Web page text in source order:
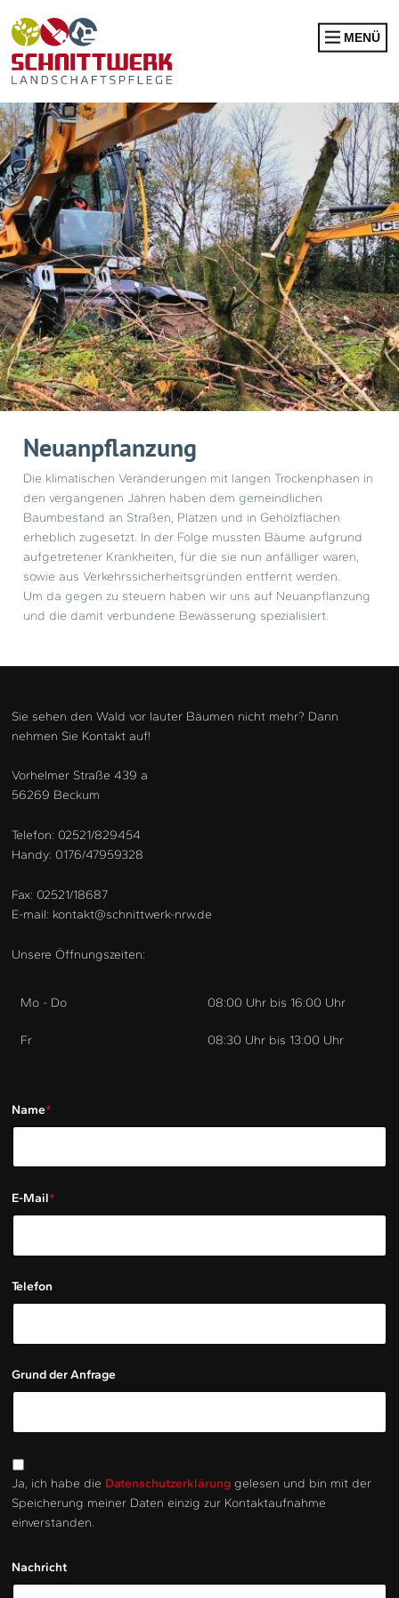
MENÜ
RENATURIERUNG
NEUANPFLANZUNG
BAUMKONTROLLEN
BAUMFÄLLUNG
EINSAAT
FLÄCHENRODUNG
BAGGERARBEITEN
WURZELFRÄSEN
WINTERDIENST
Neuanpflanzung
Die klimatischen Veränderungen mit langen Trockenphasen in
den vergangenen Jahren haben dem gemeindlichen
Baumbestand an Straßen, Plätzen und in Gehölzflächen
erheblich zugesetzt. In der Folge mussten Bäume aufgrund
aufgetretener Krankheiten, für die sie nun anfälliger waren,
sowie aus Verkehrssicherheitsgründen entfernt werden.
Um da gegen zu steuern haben wir uns auf Neuanpflanzung
und die damit verbundene Bewässerung spezialisiert.
Sie sehen den Wald vor lauter Bäumen nicht mehr? Dann
nehmen Sie Kontakt auf!
Vorhelmer Straße 439 a
56269 Beckum
Telefon: 02521/829454
Handy: 0176/47959328
Fax: 02521/18687
E-mail: kontakt@schnittwerk-nrw.de
Unsere Öffnungszeiten:
Mo - Do 08:00 Uhr bis 16:00 Uhr
Fr 08:30 Uhr bis 13:00 Uhr
Name*
E-Mail*
Telefon
Grund der Anfrage
Ja, ich habe die Datenschutzerklärung gelesen und bin mit der
Speicherung meiner Daten einzig zur Kontaktaufnahme
einverstanden.
Nachricht